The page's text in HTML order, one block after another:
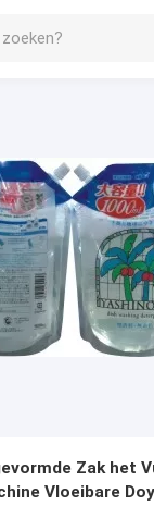
Zak het
Vloeibare